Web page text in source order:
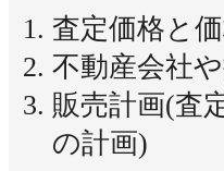
査定価格と
不動産会社
販売計画(査
の計画)